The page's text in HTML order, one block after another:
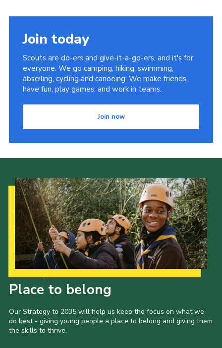
Join today
Scouts are do-ers and give-it-a-go-ers, and it's for
everyone. We go camping, hiking, swimming,
abseiling, cycling and canoeing. We make friends,
have fun, play games, and work in teams.
Join now
Place to belong
Our Strategy to 2035 will help us keep the focus on what we
do best - giving young people a place to belong and giving them
the skills to thrive.